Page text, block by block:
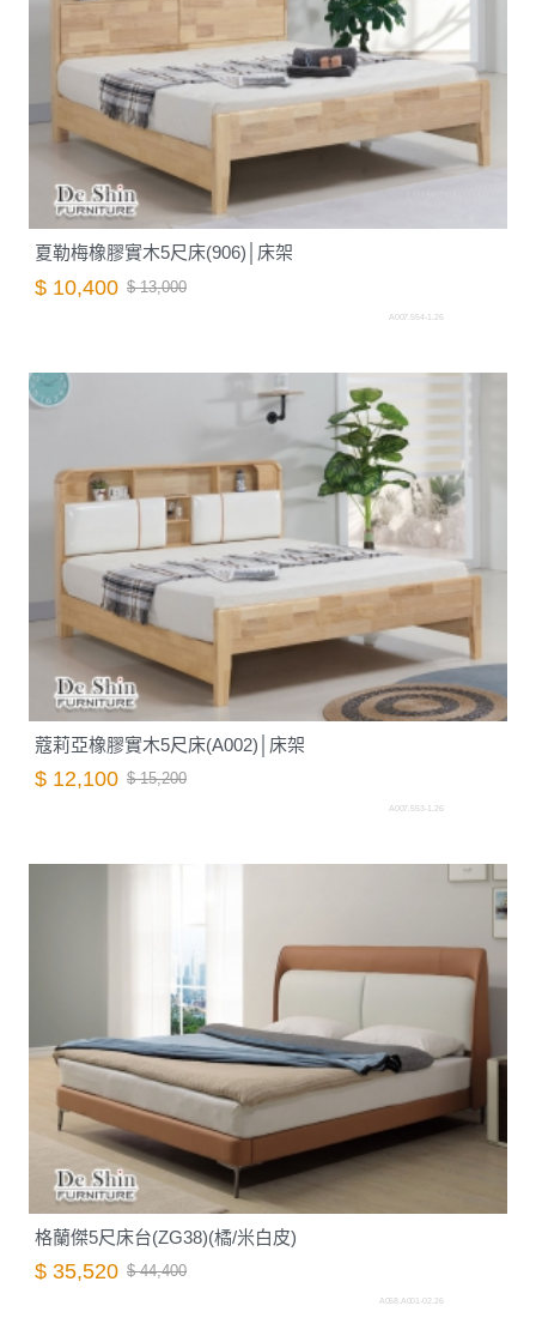
夏勒梅橡膠實木5尺床(906)│床架
$ 10,400 $ 13,000
A007.554-1.26
蔻莉亞橡膠實木5尺床(A002)│床架
$ 12,100 $ 15,200
A007.553-1.26
格蘭傑5尺床台(ZG38)(橘/米白皮)
$ 35,520 $ 44,400
A058.A001-02.26